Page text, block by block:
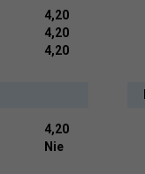
4,20
4,20
4,20
4,20
Nie